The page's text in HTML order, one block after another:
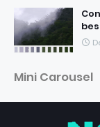
Mini Carousel